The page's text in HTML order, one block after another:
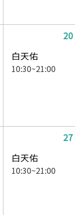
20
白天佑
10:30~21:00
27
白天佑
10:30~21:00